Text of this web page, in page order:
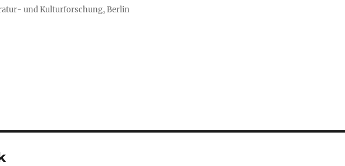
und Kulturforschung, Berlin